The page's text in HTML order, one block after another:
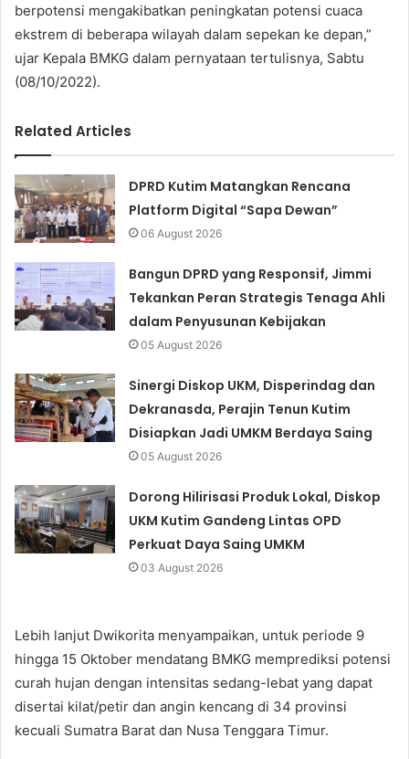
berpotensi mengakibatkan peningkatan potensi cuaca
ekstrem di beberapa wilayah dalam sepekan ke depan,”
ujar Kepala BMKG dalam pernyataan tertulisnya, Sabtu
(08/10/2022).
Related Articles
DPRD Kutim Matangkan Rencana
Platform Digital “Sapa Dewan”
06 August 2026
Bangun DPRD yang Responsif, Jimmi
Tekankan Peran Strategis Tenaga Ahli
dalam Penyusunan Kebijakan
05 August 2026
Sinergi Diskop UKM, Disperindag dan
Dekranasda, Perajin Tenun Kutim
Disiapkan Jadi UMKM Berdaya Saing
05 August 2026
Dorong Hilirisasi Produk Lokal, Diskop
UKM Kutim Gandeng Lintas OPD
Perkuat Daya Saing UMKM
03 August 2026
Lebih lanjut Dwikorita menyampaikan, untuk periode 9
hingga 15 Oktober mendatang BMKG memprediksi potensi
curah hujan dengan intensitas sedang-lebat yang dapat
disertai kilat/petir dan angin kencang di 34 provinsi
kecuali Sumatra Barat dan Nusa Tenggara Timur.